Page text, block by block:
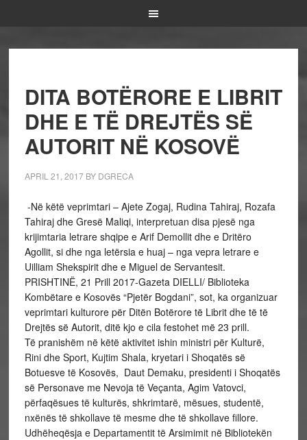
DITA BOTËRORE E LIBRIT
DHE E TË DREJTËS SË
AUTORIT NË KOSOVË
APRIL 21, 2017BY DGRECA
-Në këtë veprimtari – Ajete Zogaj, Rudina Tahiraj, Rozafa
Tahiraj dhe Gresë Maliqi, interpretuan disa pjesë nga
krijimtaria letrare shqipe e Arif Demollit dhe e Dritëro
Agollit, si dhe nga letërsia e huaj – nga vepra letrare e
Uilliam Shekspirit dhe e Miguel de Servantesit.
PRISHTINË, 21 Prill 2017-Gazeta DIELLI/ Biblioteka
Kombëtare e Kosovës “Pjetër Bogdani”, sot, ka organizuar
veprimtari kulturore për Ditën Botërore të Librit dhe të të
Drejtës së Autorit, ditë kjo e cila festohet më 23 prill.
Të pranishëm në këtë aktivitet ishin ministri për Kulturë,
Rini dhe Sport, Kujtim Shala, kryetari i Shoqatës së
Botuesve të Kosovës, Daut Demaku, presidenti i Shoqatës
së Personave me Nevoja të Veçanta, Agim Vatovci,
përfaqësues të kulturës, shkrimtarë, mësues, studentë,
nxënës të shkollave të mesme dhe të shkollave fillore.
Udhëheqësja e Departamentit të Arsimimit në Bibliotekën